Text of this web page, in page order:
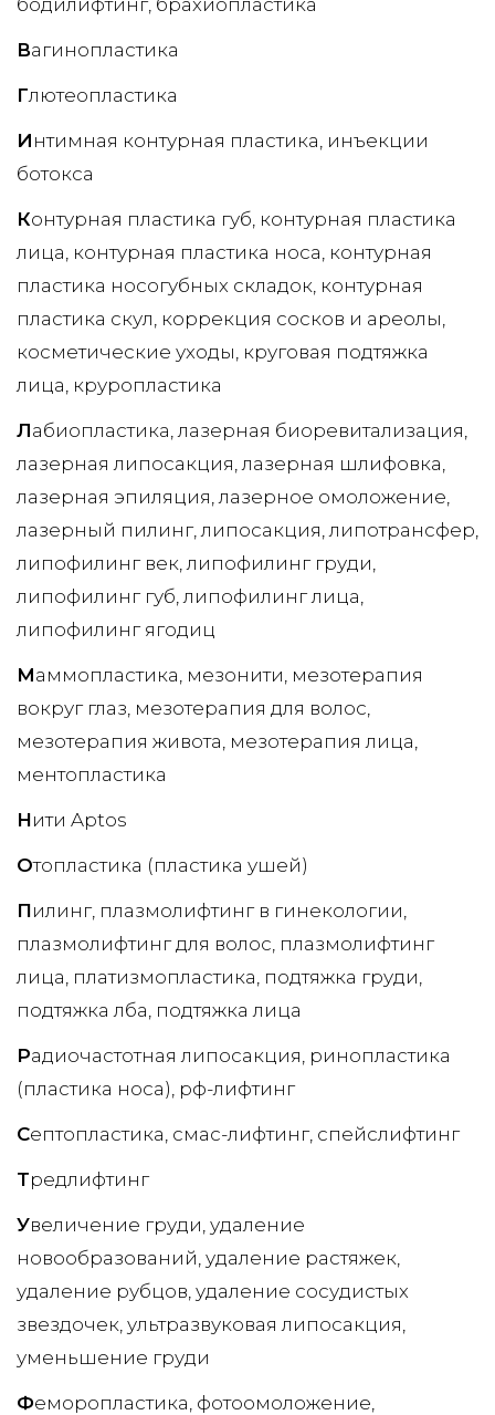
бодилифтинг брахиопластика
Вагинопластика
Глютеопластика
И нтимная контурная пластика инъекции
ботокса
Контурная пластика губ контурная пластика
лица контурная пластика носа контурная
пластика носогубных складок контурная
пластика скул коррекция сосков и ареолы
косметические уходы круговая подтяжка
лица круропластика
Лабиопластика лазерная биоревитализация
лазерная липосакция лазерная шлифовка
лазерная эпиляция лазерное омоложение
лазерный пилинг липосакция липотрансфер
липофилинг век липофилинг груди
липофилинг губ липофилинг лица
липофилинг ягодиц
Маммопластика мезонити мезотерапия
вокруг глаз мезотерапия для волос
мезотерапия живота мезотерапия лица
ментопластика
Нити Aptos
Отопластика (пластика ушей)
Пилинг плазмолифтинг в гинекологии
плазмолифтинг для волос плазмолифтинг
лица платизмопластика подтяжка груди
подтяжка лба подтяжка лица
Радиочастотная липосакция ринопластика
(пластика носа) рф-лифтинг
Септопластика смас-лифтинг спейслифтинг
Тредлифтинг
Увеличение груди удаление
новообразований удаление растяжек
удаление рубцов удаление сосудистых
звездочек ультразвуковая липосакция
уменьшение груди
Феморопластика фотоомоложение